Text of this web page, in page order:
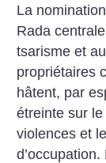
La
Rada
tsarisme et
propriétaires
hâtent, par
étreinte sur
violences et